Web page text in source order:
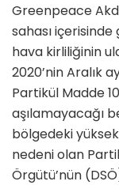
Greenpeace
sahası
hava kirliliğinin
2020’nin Aralık
Partikül Madde
aşılamayacağı
bölgedeki
nedeni olan
Örgütü’nün